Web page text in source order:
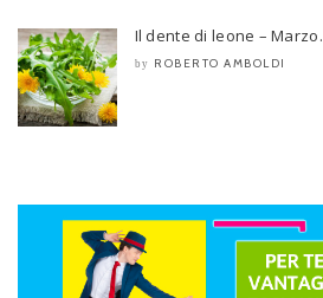
Il dente di leone – Marzo.
by ROBERTO AMBOLDI